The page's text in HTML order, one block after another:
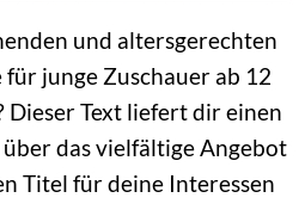
und altersgerechten
junge Zuschauer ab 12
Dieser Text liefert dir einen
das vielfältige Angebot
Titel für deine Interessen